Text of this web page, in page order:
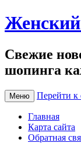
Женский
Свежие
шопинга
Меню Перейти
Главная
Карта сайта
Обратная